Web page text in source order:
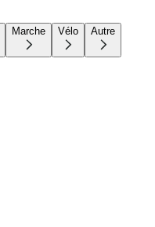
Marche Vélo Autre